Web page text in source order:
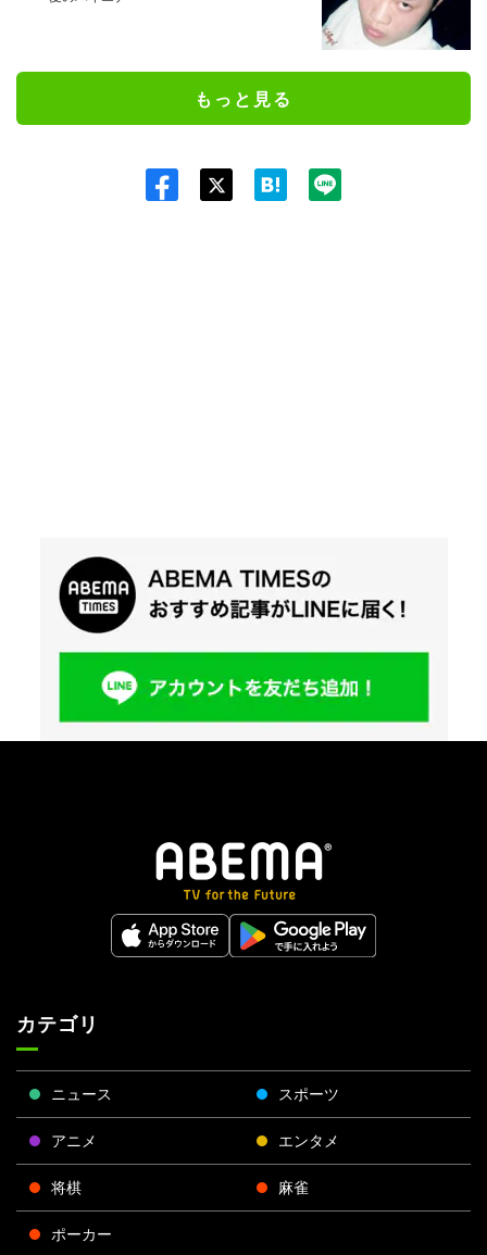
もっと見る
カテゴリ
ニュース スポーツ
アニメ エンタメ
将棋 麻雀
ポーカー